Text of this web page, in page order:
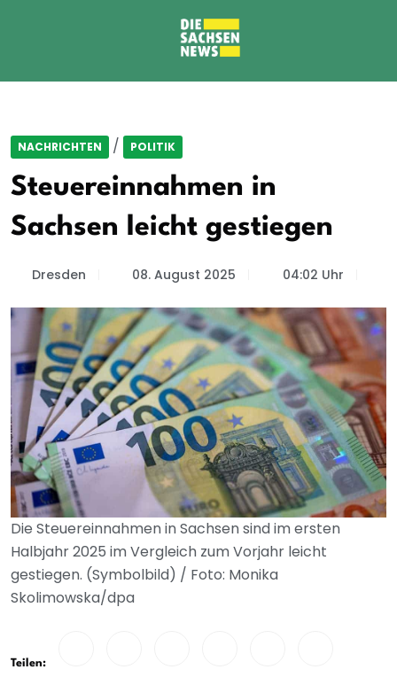
NACHRICHTEN / POLITIK
Steuereinnahmen in
Sachsen leicht gestiegen
Dresden 08. August 2025 04:02 Uhr
Die Steuereinnahmen in Sachsen sind im ersten
Halbjahr 2025 im Vergleich zum Vorjahr leicht
gestiegen. (Symbolbild) / Foto: Monika
Skolimowska/dpa
Teilen: